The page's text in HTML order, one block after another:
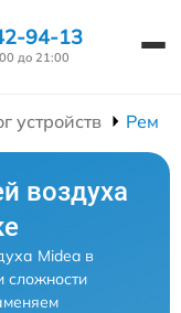
94-13
до 21:00
устройств
воздуха
Midea в
сложности